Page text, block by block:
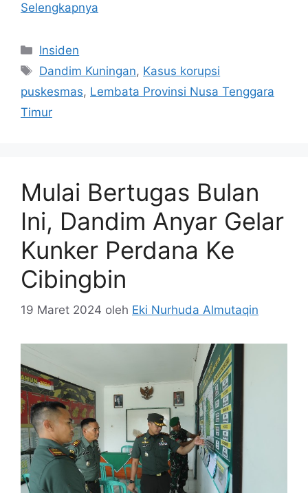
Selengkapnya
Kategori
Insiden
Tag
Dandim Kuningan, Kasus korupsi
puskesmas, Lembata Provinsi Nusa Tenggara
Timur
Mulai Bertugas Bulan
Ini, Dandim Anyar Gelar
Kunker Perdana Ke
Cibingbin
19 Maret 2024 oleh Eki Nurhuda Almutaqin